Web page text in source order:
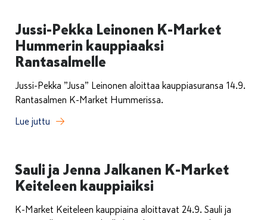
Jussi-Pekka Leinonen K-Market
Hummerin kauppiaaksi
Rantasalmelle
Jussi-Pekka ”Jusa” Leinonen aloittaa kauppiasuransa 14.9.
Rantasalmen K-Market Hummerissa.
Lue juttu
Sauli ja Jenna Jalkanen K-Market
Keiteleen kauppiaiksi
K-Market Keiteleen kauppiaina aloittavat 24.9. Sauli ja